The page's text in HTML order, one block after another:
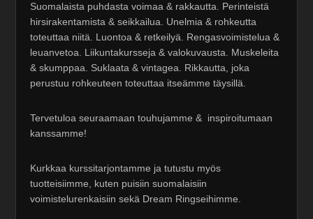
Suomalaista puhdasta voimaa & rakkautta. Perinteistä
hirsirakentamista & seikkailua. Unelmia & rohkeutta
toteuttaa niitä. Luontoa & retkeilyä. Rengasvoimistelua &
leuanvetoa. Liikuntakursseja & valokuvausta. Muskeleita
& skumppaa. Suklaata & vintagea. Rikkautta, joka
perustuu rohkeuteen toteuttaa itseämme täysillä.
Tervetuloa seuraamaan touhujamme & inspiroitumaan
kanssamme!
Kurkkaa kurssitarjontamme ja tutustu myös
tuotteisiimme, kuten puisiin suomalaisiin
voimistelurenkaisiin sekä Dream Ringseihimme.